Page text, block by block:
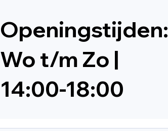
Openingstijden:
Wo t/m Zo |
14:00-18:00